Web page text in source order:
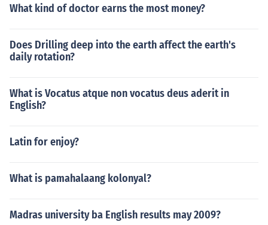
What kind of doctor earns the most money?
Does Drilling deep into the earth affect the earth's
daily rotation?
What is Vocatus atque non vocatus deus aderit in
English?
Latin for enjoy?
What is pamahalaang kolonyal?
Madras university ba English results may 2009?